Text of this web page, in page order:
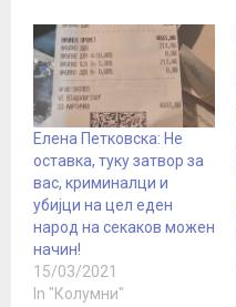
Елена Петковска: Не
оставка, туку затвор за
вас, криминалци и
убијци на цел еден
народ на секаков можен
начин!
15/03/2021
In "Колумни"